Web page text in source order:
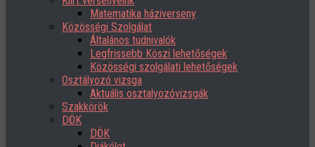
Matematika háziverseny
Közösségi Szolgálat
Általános tudnivalók
Legfrissebb Köszi lehetőségek
Közösségi szolgálati lehetőségek
Osztályozó vizsga
Aktuális osztalyozóvizsgák
Szakkörök
DÖK
DÖK